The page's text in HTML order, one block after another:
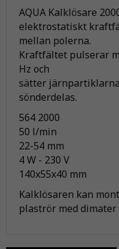
AQUA Kalklösare
elektrostatiskt
mellan polerna.
Kraftfältet pulserar
Hz och
sätter
sönderdelas.
564 2000
50 l/min
22-54 mm
4 W - 230 V
140x55x40 mm
Kalklösaren kan
plaströr med dimater